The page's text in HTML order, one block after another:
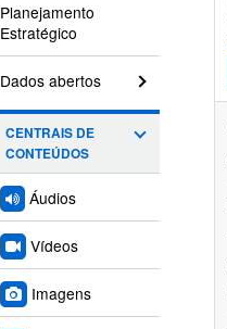
Planejamento
Estratégico
Dados abertos
CENTRAIS DE
CONTEÚDOS
Áudios
Vídeos
Imagens